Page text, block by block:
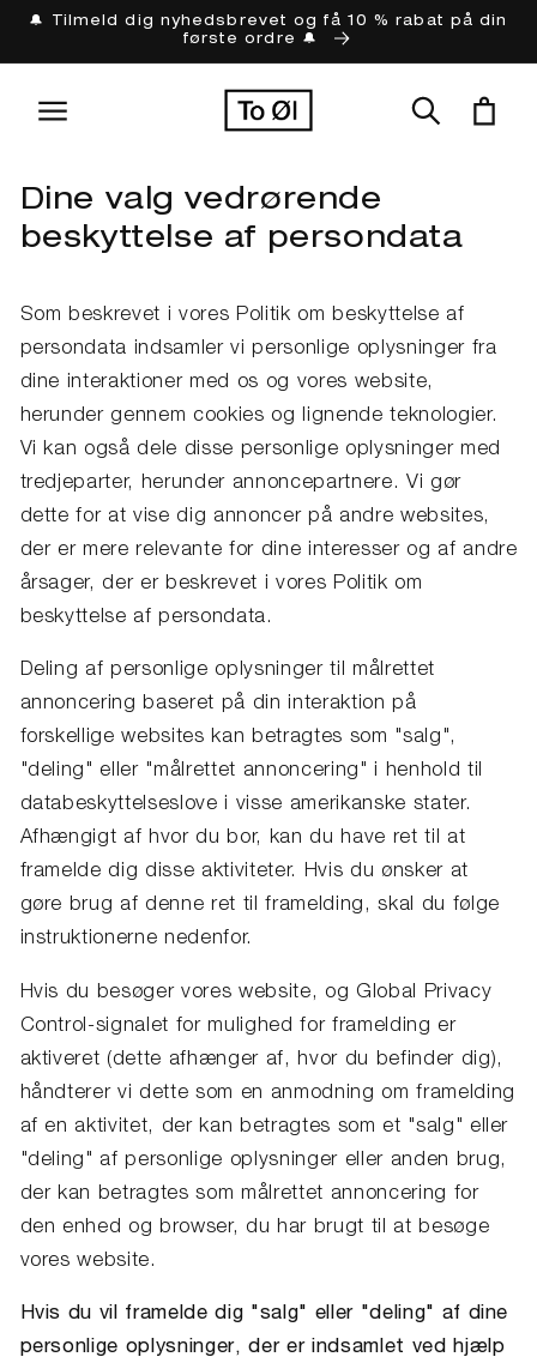
Gå til
🔔 Tilmeld dig nyhedsbrevet og få 10 % rabat på din
første ordre 🔔
Dine valg vedrørende
beskyttelse af persondata
Som beskrevet i vores Politik om beskyttelse af
persondata indsamler vi personlige oplysninger fra
dine interaktioner med os og vores website,
herunder gennem cookies og lignende teknologier.
Vi kan også dele disse personlige oplysninger med
tredjeparter, herunder annoncepartnere. Vi gør
dette for at vise dig annoncer på andre websites,
der er mere relevante for dine interesser og af andre
årsager, der er beskrevet i vores Politik om
beskyttelse af persondata.
Deling af personlige oplysninger til målrettet
annoncering baseret på din interaktion på
forskellige websites kan betragtes som "salg",
"deling" eller "målrettet annoncering" i henhold til
databeskyttelseslove i visse amerikanske stater.
Afhængigt af hvor du bor, kan du have ret til at
framelde dig disse aktiviteter. Hvis du ønsker at
gøre brug af denne ret til framelding, skal du følge
instruktionerne nedenfor.
Hvis du besøger vores website, og Global Privacy
Control-signalet for mulighed for framelding er
aktiveret (dette afhænger af, hvor du befinder dig),
håndterer vi dette som en anmodning om framelding
af en aktivitet, der kan betragtes som et "salg" eller
"deling" af personlige oplysninger eller anden brug,
der kan betragtes som målrettet annoncering for
den enhed og browser, du har brugt til at besøge
vores website.
Hvis du vil framelde dig "salg" eller "deling" af dine
personlige oplysninger, der er indsamlet ved hjælp